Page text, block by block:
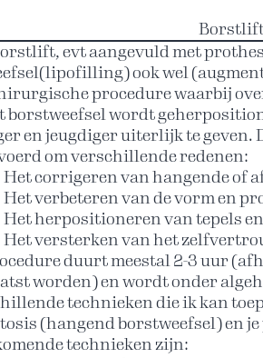
evt aangevuld met
ook wel
procedure waarbij
borstweefsel wordt
en jeugdiger uiterlijk te geven.
om verschillende redenen:
Het corrigeren van hangende of
Het verbeteren van de vorm en
Het herpositioneren van tepels
Het versterken van het
duurt meestal 2-3 uur
worden) en wordt onder
technieken die ik kan
(hangend borstweefsel) en
technieken zijn: